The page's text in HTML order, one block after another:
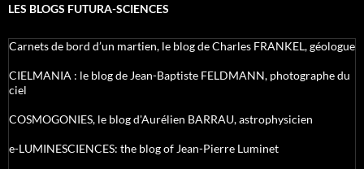
LES BLOGS FUTURA-SCIENCES
Carnets de bord d’un martien, le blog de Charles FRANKEL, géologue
CIELMANIA : le blog de Jean-Baptiste FELDMANN, photographe du
ciel
COSMOGONIES, le blog d'Aurélien BARRAU, astrophysicien
e-LUMINESCIENCES: the blog of Jean-Pierre Luminet